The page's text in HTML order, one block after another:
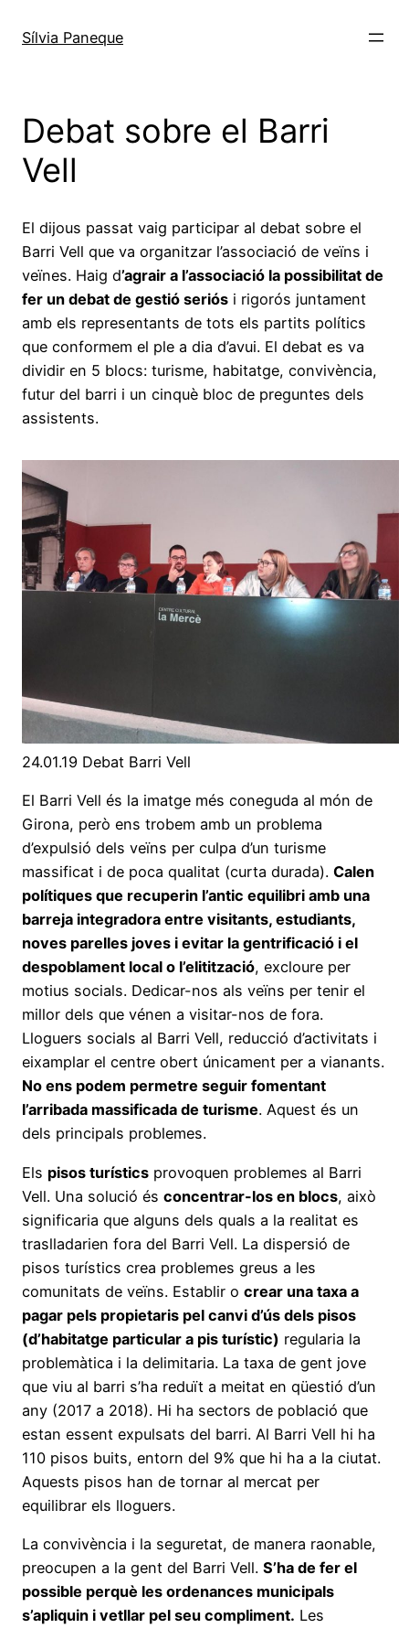
Sílvia Paneque
Debat sobre el Barri
Vell
El dijous passat vaig participar al debat sobre el
Barri Vell que va organitzar l’associació de veïns i
veïnes. Haig d’agrair a l’associació la possibilitat de
fer un debat de gestió seriós i rigorós juntament
amb els representants de tots els partits polítics
que conformem el ple a dia d’avui. El debat es va
dividir en 5 blocs: turisme, habitatge, convivència,
futur del barri i un cinquè bloc de preguntes dels
assistents.
24.01.19 Debat Barri Vell
El Barri Vell és la imatge més coneguda al món de
Girona, però ens trobem amb un problema
d’expulsió dels veïns per culpa d’un turisme
massificat i de poca qualitat (curta durada). Calen
polítiques que recuperin l’antic equilibri amb una
barreja integradora entre visitants, estudiants,
noves parelles joves i evitar la gentrificació i el
despoblament local o l’elitització, excloure per
motius socials. Dedicar-nos als veïns per tenir el
millor dels que vénen a visitar-nos de fora.
Lloguers socials al Barri Vell, reducció d’activitats i
eixamplar el centre obert únicament per a vianants.
No ens podem permetre seguir fomentant
l’arribada massificada de turisme. Aquest és un
dels principals problemes.
Els pisos turístics provoquen problemes al Barri
Vell. Una solució és concentrar-los en blocs, això
significaria que alguns dels quals a la realitat es
traslladarien fora del Barri Vell. La dispersió de
pisos turístics crea problemes greus a les
comunitats de veïns. Establir o crear una taxa a
pagar pels propietaris pel canvi d’ús dels pisos
(d’habitatge particular a pis turístic) regularia la
problemàtica i la delimitaria. La taxa de gent jove
que viu al barri s’ha reduït a meitat en qüestió d’un
any (2017 a 2018). Hi ha sectors de població que
estan essent expulsats del barri. Al Barri Vell hi ha
110 pisos buits, entorn del 9% que hi ha a la ciutat.
Aquests pisos han de tornar al mercat per
equilibrar els lloguers.
La convivència i la seguretat, de manera raonable,
preocupen a la gent del Barri Vell. S’ha de fer el
possible perquè les ordenances municipals
s’apliquin i vetllar pel seu compliment. Les